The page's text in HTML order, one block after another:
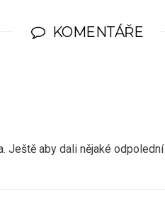
KOMENTÁŘE
Ještě aby dali nějaké